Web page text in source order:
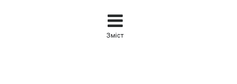
Зміст